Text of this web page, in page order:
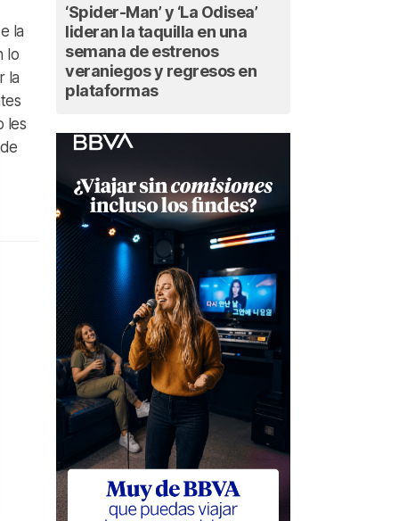
la
lo
la
les
‘Spider-Man’ y ‘La Odisea’
lideran la taquilla en una
semana de estrenos
veraniegos y regresos en
plataformas